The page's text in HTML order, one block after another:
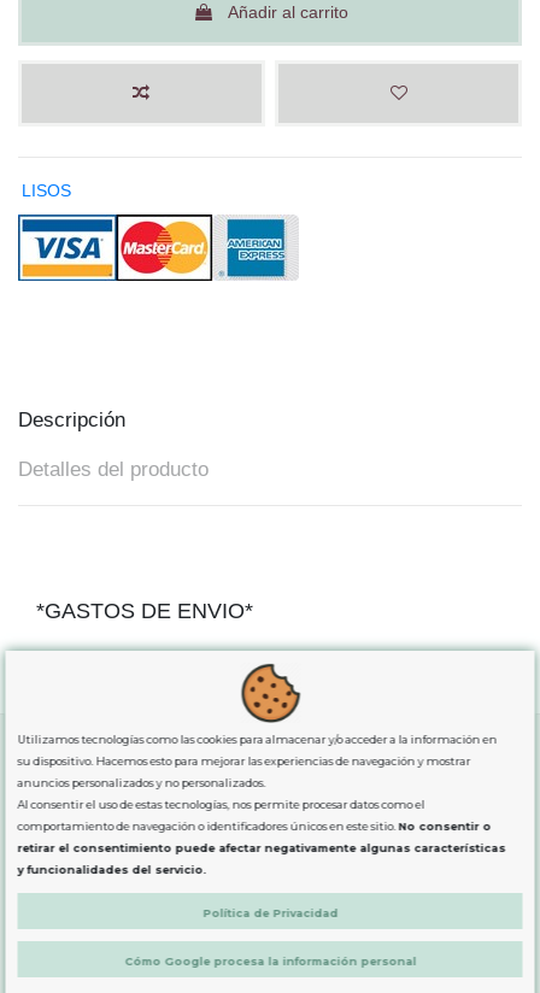
Añadir al carrito
LISOS
Descripción
Detalles del producto
*GASTOS DE ENVIO*
para comprassuperiores a 80€
exclusiva para la peninsula.
SOBRE NOSOTROS
LEGAL
PRODUCTOS
Utilizamos tecnologías como las cookies para almacenar y/o acceder a la información en
su dispositivo. Hacemos esto para mejorar las experiencias de navegación y mostrar
anuncios personalizados y no personalizados.
Al consentir el uso de estas tecnologías, nos permite procesar datos como el
comportamiento de navegación o identificadores únicos en este sitio.No consentir o
retirar el consentimiento puede afectar negativamente algunas características
y funcionalidades del servicio.
Política de Privacidad
Cómo Google procesa la información personal